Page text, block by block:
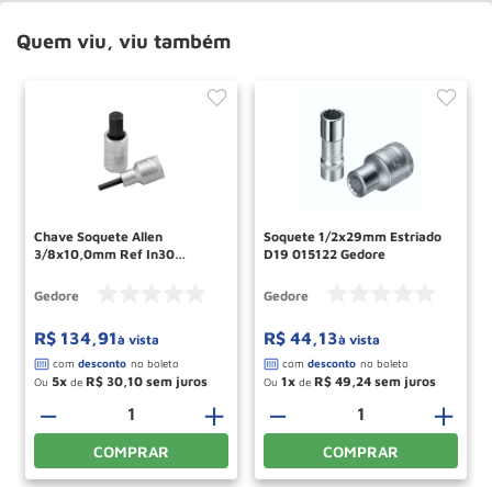
Quem viu, viu também
Chave Soquete Allen
3/8x10,0mm Ref In30
Gedore
R$ 134,91à vista
Ou 5 de R$ 30,10
＋
－
COMPRAR
Soquete 1/2x29mm Estriado
D19 015122 Gedore
Gedore
R$ 44,13à vista
Ou 1 de R$ 49,24
＋
－
COMPRAR